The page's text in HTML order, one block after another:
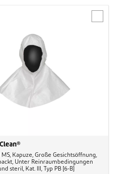
MS, Kapuze, Große Gesichtsöffnung,
Unter Reinraumbedingungen
steril, Kat. III, Typ PB [6-B]